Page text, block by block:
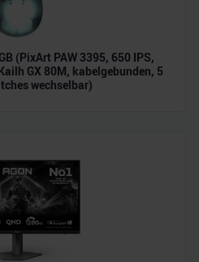
(PixArt PAW 3395, 650 IPS,
GX 80M, kabelgebunden, 5
wechselbar)